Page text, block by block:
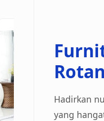
Rotan
Hadirkan
yang